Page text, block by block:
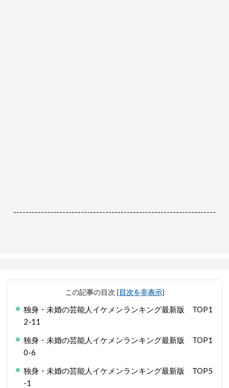
------------------------------------------------------------------
この記事の目次 [目次を非表示]
独身・未婚の芸能人イケメンランキング最新版 TOP1
2-11
独身・未婚の芸能人イケメンランキング最新版 TOP1
0-6
独身・未婚の芸能人イケメンランキング最新版 TOP5
-1